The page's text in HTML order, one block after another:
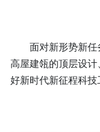
面对新形势新任
高屋建瓴的顶层设
好新时代新征程科技